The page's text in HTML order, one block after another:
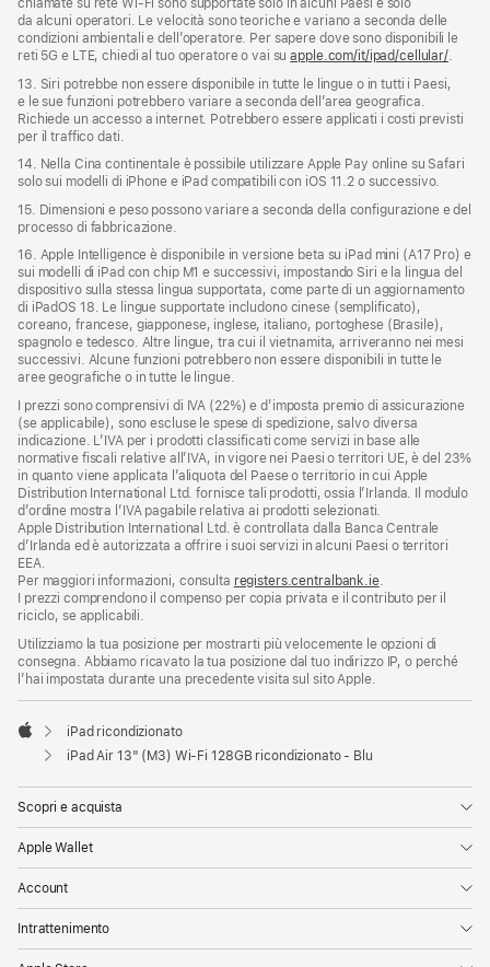
chiamate su rete Wi‑Fi sono supportate solo in alcuni Paesi e solo
da alcuni operatori. Le velocità sono teoriche e variano a seconda delle
condizioni ambientali e dell’operatore. Per sapere dove sono disponibili le
reti 5G e LTE, chiedi al tuo operatore o vai suapple.com/it/ipad/cellular/.
13. Siri potrebbe non essere disponibile in tutte le lingue o in tutti i Paesi,
e le sue funzioni potrebbero variare a seconda dell’area geografica.
Richiede un accesso a internet. Potrebbero essere applicati i costi previsti
per il traffico dati.
14. Nella Cina continentale è possibile utilizzare Apple Pay online su Safari
solo sui modelli di iPhone e iPad compatibili con iOS 11.2 o successivo.
15. Dimensioni e peso possono variare a seconda della configurazione e del
processo di fabbricazione.
16. Apple Intelligence è disponibile in versione beta su iPad mini (A17 Pro) e
sui modelli di iPad con chip M1 e successivi, impostando Siri e la lingua del
dispositivo sulla stessa lingua supportata, come parte di un aggiornamento
di iPadOS 18. Le lingue supportate includono cinese (semplificato),
coreano, francese, giapponese, inglese, italiano, portoghese (Brasile),
spagnolo e tedesco. Altre lingue, tra cui il vietnamita, arriveranno nei mesi
successivi. Alcune funzioni potrebbero non essere disponibili in tutte le
aree geografiche o in tutte le lingue.
I prezzi sono comprensivi di IVA (22%) e d’imposta premio di assicurazione
(se applicabile), sono escluse le spese di spedizione, salvo diversa
indicazione. L’IVA per i prodotti classificati come servizi in base alle
normative fiscali relative all’IVA, in vigore nei Paesi o territori UE, è del 23%
in quanto viene applicata l’aliquota del Paese o territorio in cui Apple
Distribution International Ltd. fornisce tali prodotti, ossia l’Irlanda. Il modulo
d’ordine mostra l’IVA pagabile relativa ai prodotti selezionati.
Apple Distribution International Ltd. è controllata dalla Banca Centrale
d’Irlanda ed è autorizzata a offrire i suoi servizi in alcuni Paesi o territori
EEA.
Per maggiori informazioni, consulta registers.centralbank.ie.
I prezzi comprendono il compenso per copia privata e il contributo per il
riciclo, se applicabili.
Utilizziamo la tua posizione per mostrarti più velocemente le opzioni di
consegna. Abbiamo ricavato la tua posizione dal tuo indirizzo IP, o perché
l’hai impostata durante una precedente visita sul sito Apple.
Apple
iPad ricondizionato
iPad Air 13" (M3) Wi‑Fi 128GB ricondizionato - Blu
Scopri e acquista
Apple Wallet
Account
Intrattenimento